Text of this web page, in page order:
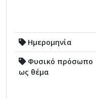
Ημερομηνία
Φυσικό πρόσωπο
ως θέμα